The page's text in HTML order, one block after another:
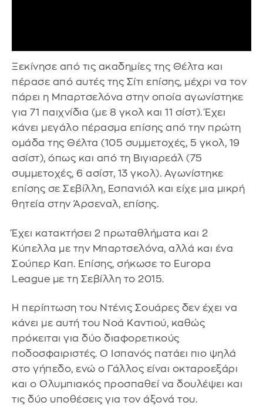
Ξεκίνησε από τις ακαδημίες της Θέλτα και
πέρασε από αυτές της Σίτι επίσης, μέχρι να τον
πάρει η Μπαρτσελόνα στην οποία αγωνίστηκε
για 71 παιχνίδια (με 8 γκολ και 11 σίστ). Έχει
κάνει μεγάλο πέρασμα επίσης από την πρώτη
ομάδα της Θέλτα (105 συμμετοχές, 5 γκολ, 19
ασίστ), όπως και από τη Βιγιαρεάλ (75
συμμετοχές, 6 ασίστ, 13 γκολ). Αγωνίστηκε
επίσης σε Σεβίλλη, Εσπανιόλ και είχε μια μικρή
θητεία στην Άρσεναλ, επίσης.
Έχει κατακτήσει 2 πρωταθλήματα και 2
Κύπελλα με την Μπαρτσελόνα, αλλά και ένα
Σούπερ Καπ. Επίσης, σήκωσε το Europa
League με τη Σεβίλλη το 2015.
Η περίπτωση του Ντένις Σουάρες δεν έχει να
κάνει με αυτή του Νοά Καντιού, καθώς
πρόκειται για δύο διαφορετικούς
ποδοσφαιριστές. Ο Ισπανός πατάει πιο ψηλά
στο γήπεδο, ενώ ο Γάλλος είναι οκταροεξάρι
και ο Ολυμπιακός προσπαθεί να δουλέψει και
τις δύο υποθέσεις για τον άξονά του.